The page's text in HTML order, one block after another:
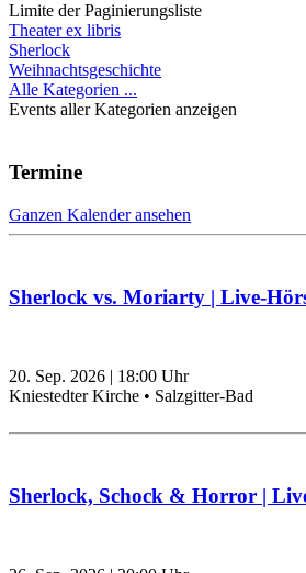
Limite der Paginierungsliste
Theater ex libris
Sherlock
Weihnachtsgeschichte
Alle Kategorien ...
Events aller Kategorien anzeigen
Termine
Ganzen Kalender ansehen
Sherlock vs. Moriarty | Live-
20. Sep. 2026 | 18:00 Uhr
Kniestedter Kirche • Salzgitter-Bad
Sherlock, Schock & Horror |